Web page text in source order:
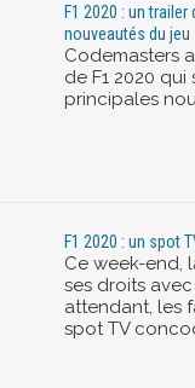
F1 2020 : un
nouveautés du jeu
Codemasters
de F1 2020
principales
F1 2020 : un spot
Ce week-end,
ses droits
attendant, les
spot TV